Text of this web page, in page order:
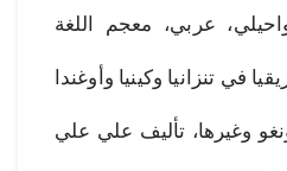
عربي، معجم اللغة
في تنزانيا وكينيا وأوغندا
وغيرها، تأليف علي علي